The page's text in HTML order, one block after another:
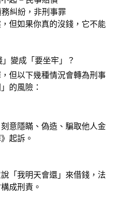
糾紛，非刑事罪
但如果你真的沒錢，它不能
變成「要坐牢」？
但以下幾種情況會轉為刑事
的風險：
意隱瞞、偽造、騙取他人金
起訴。
「我明天會還」來借錢，法
成刑責。